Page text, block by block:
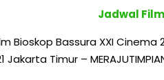
Jadwal
Bassura XXI
Timur –